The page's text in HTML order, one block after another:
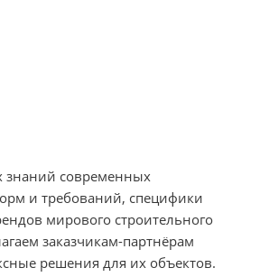
знаний современных
и требований, специфики
мирового строительного
заказчикам-партнёрам
решения для их объектов.